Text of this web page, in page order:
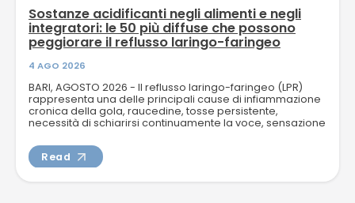
Sostanze acidificanti negli alimenti e negli
integratori: le 50 più diffuse che possono
peggiorare il reflusso laringo-faringeo
4 AGO 2026
BARI, AGOSTO 2026 - Il reflusso laringo-faringeo (LPR)
rappresenta una delle principali cause di infiammazione
cronica della gola, raucedine, tosse persistente,
necessità di schiarirsi continuamente la voce, sensazione
Read